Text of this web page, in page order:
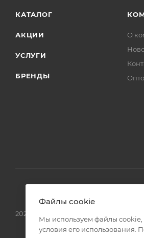
КАТАЛОГ
АКЦИИ
УСЛУГИ
БРЕНДЫ
О
2026 © Интернет магазин
Файлы cookie
Мы используем файлы
условия его использования.